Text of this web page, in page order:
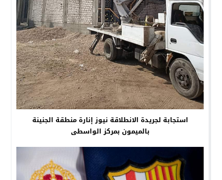
استجابة لجريدة الانطلاقة نيوز إنارة منطقة الجنينة
بالميمون بمركز الواسطى